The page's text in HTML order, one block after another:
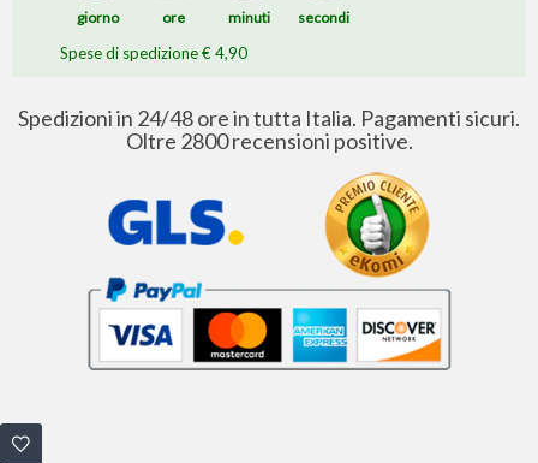
giorno ore minuti secondi
Spese di spedizione € 4,90
Spedizioni in 24/48 ore in tutta Italia. Pagamenti sicuri.
Oltre 2800 recensioni positive.